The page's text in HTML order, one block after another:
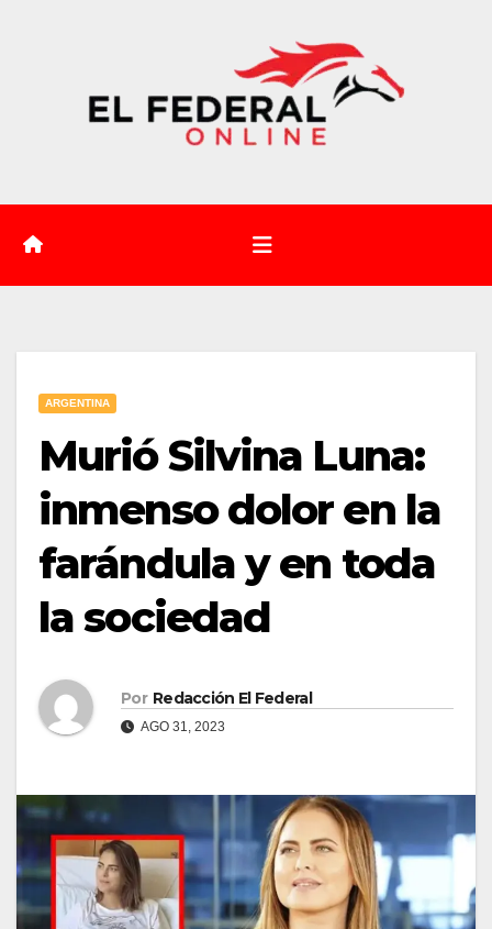
ARGENTINA
Murió Silvina Luna:
inmenso dolor en la
farándula y en toda
la sociedad
Por Redacción El Federal
AGO 31, 2023